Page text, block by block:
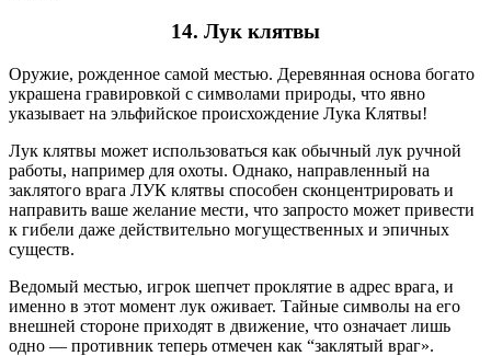
14. Лук клятвы
Оружие, рожденное самой местью. Деревянная основа богато
украшена гравировкой с символами природы, что явно
указывает на эльфийское происхождение Лука Клятвы!
Лук клятвы может использоваться как обычный лук ручной
работы, например для охоты. Однако, направленный на
заклятого врага ЛУК клятвы способен сконцентрировать и
направить ваше желание мести, что запросто может привести
к гибели даже действительно могущественных и эпичных
существ.
Ведомый местью, игрок шепчет проклятие в адрес врага, и
именно в этот момент лук оживает. Тайные символы на его
внешней стороне приходят в движение, что означает лишь
одно — противник теперь отмечен как “заклятый враг».